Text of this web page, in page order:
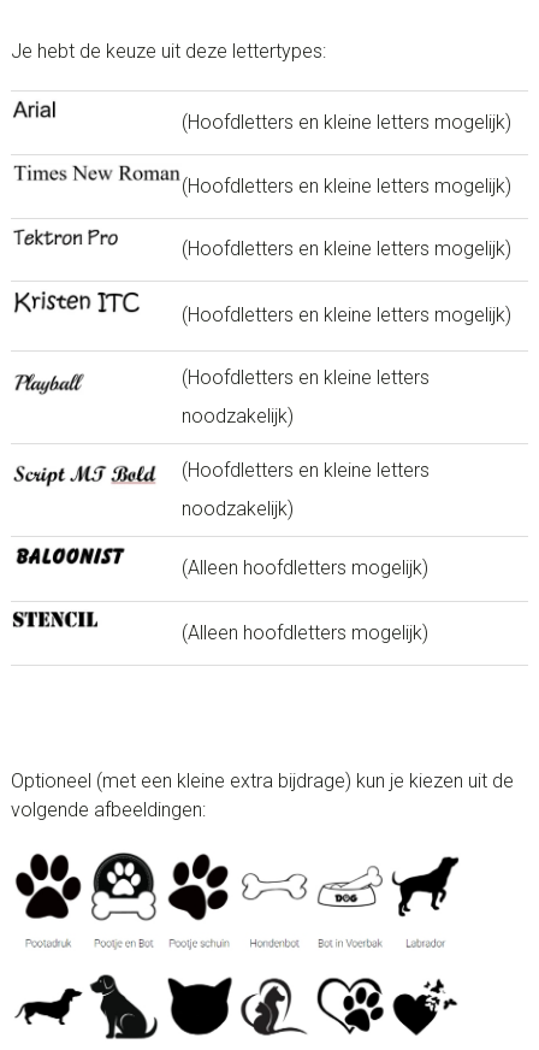
Je hebt de keuze uit deze lettertypes:
(Hoofdletters en kleine letters mogelijk)
(Hoofdletters en kleine letters mogelijk)
(Hoofdletters en kleine letters mogelijk)
(Hoofdletters en kleine letters mogelijk)
(Hoofdletters en kleine letters
noodzakelijk)
(Hoofdletters en kleine letters
noodzakelijk)
(Alleen hoofdletters mogelijk)
(Alleen hoofdletters mogelijk)
Optioneel (met een kleine extra bijdrage) kun je kiezen uit de
volgende afbeeldingen: